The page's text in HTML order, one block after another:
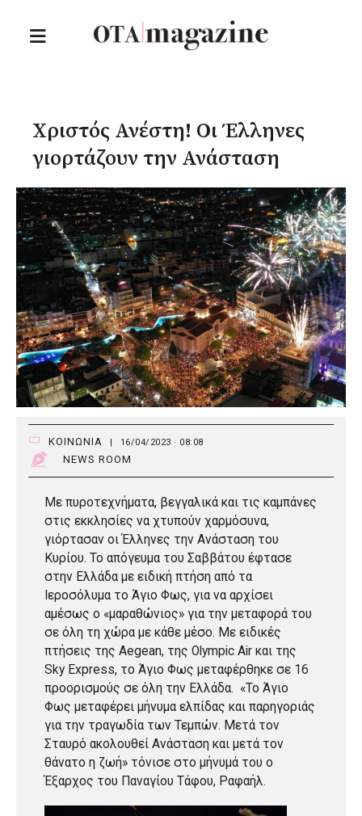
Χριστός Ανέστη! Οι Έλληνες
γιορτάζουν την Ανάσταση
ΚΟΙΝΩΝΙΑ | 16/04/2023 · 08:08
NEWS ROOM
Με πυροτεχνήματα, βεγγαλικά και τις καμπάνες
στις εκκλησίες να χτυπούν χαρμόσυνα,
γιόρτασαν οι Έλληνες την Ανάσταση του
Κυρίου. Το απόγευμα του Σαββάτου έφτασε
στην Ελλάδα με ειδική πτήση από τα
Ιεροσόλυμα το Άγιο Φως, για να αρχίσει
αμέσως ο «μαραθώνιος» για την μεταφορά του
σε όλη τη χώρα με κάθε μέσο. Με ειδικές
πτήσεις της Aegean, της Olympic Air και της
Sky Express, το Άγιο Φως μεταφέρθηκε σε 16
προορισμούς σε όλη την Ελλάδα. «Το Άγιο
Φως μεταφέρει μήνυμα ελπίδας και παρηγοριάς
για την τραγωδία των Τεμπών. Μετά τον
Σταυρό ακολουθεί Ανάσταση και μετά τον
θάνατο η ζωή» τόνισε στο μήνυμά του ο
Έξαρχος του Παναγίου Τάφου, Ραφαήλ.